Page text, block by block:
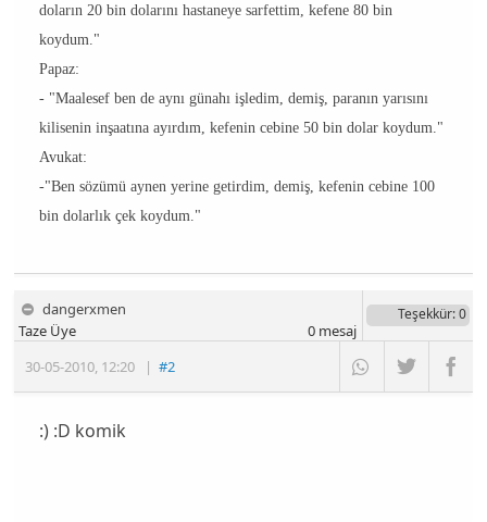
doların 20 bin dolarını hastaneye sarfettim, kefene 80 bin
koydum."
Papaz:
- "Maalesef ben de aynı günahı işledim, demiş, paranın yarısını
kilisenin inşaatına ayırdım, kefenin cebine 50 bin dolar koydum."
Avukat:
-"Ben sözümü aynen yerine getirdim, demiş, kefenin cebine 100
bin dolarlık çek koydum."
dangerxmen
30-05-2010, 12:20 |#2
Taze Üye
Teşekkür: 0
0mesaj
:) :D komik